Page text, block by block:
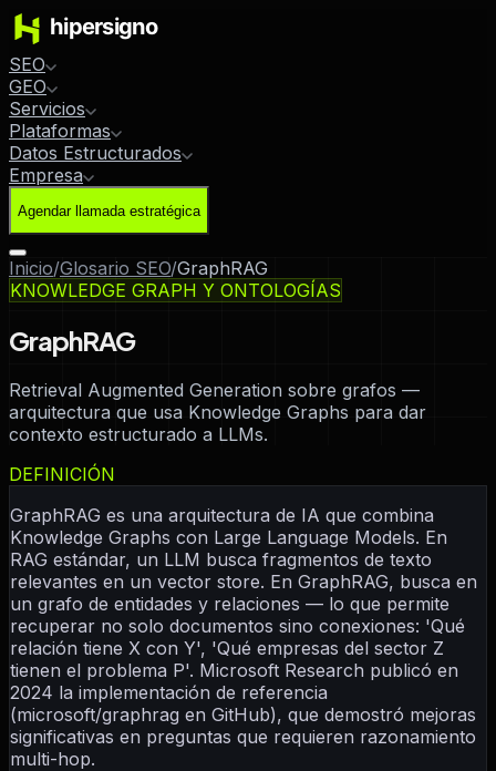
SEO
GEO
Servicios
Plataformas
Datos Estructurados
Empresa
Agendar llamada estratégica
Inicio/Glosario SEO/GraphRAG
KNOWLEDGE GRAPH Y ONTOLOGÍAS
GraphRAG
Retrieval Augmented Generation sobre grafos —
arquitectura que usa Knowledge Graphs para dar
contexto estructurado a LLMs.
DEFINICIÓN
GraphRAG es una arquitectura de IA que combina
Knowledge Graphs con Large Language Models. En
RAG estándar, un LLM busca fragmentos de texto
relevantes en un vector store. En GraphRAG, busca en
un grafo de entidades y relaciones — lo que permite
recuperar no solo documentos sino conexiones: 'Qué
relación tiene X con Y', 'Qué empresas del sector Z
tienen el problema P'. Microsoft Research publicó en
2024 la implementación de referencia
(microsoft/graphrag en GitHub), que demostró mejoras
significativas en preguntas que requieren razonamiento
multi-hop.